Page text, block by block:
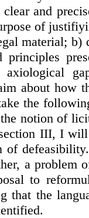
and
of
material;
axiological
about how
the
notion of
III, I
of
a problem
to
the